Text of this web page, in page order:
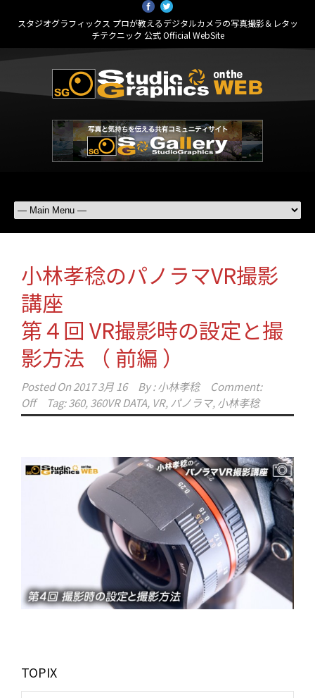
スタジオグラフィックス プロが教えるデジタルカメラの写真撮影＆レタッ
チテクニック 公式 Official WebSite
小林孝稔のパノラマVR撮影
講座
第４回 VR撮影時の設定と撮
影方法 （ 前編 ）
Posted On2017 3月 16 By :小林孝稔
Comment:
Off
Tag:360,360VR DATA, VR, パノラマ,小林孝稔
TOPIX